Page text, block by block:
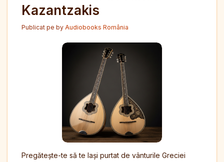
Kazantzakis
Publicat pe by Audiobooks România
Pregătește-te să te lași purtat de vânturile Greciei